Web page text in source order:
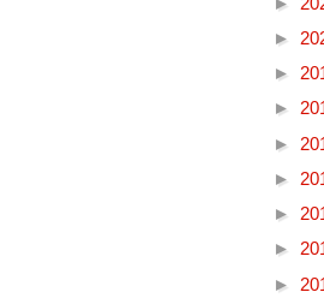
►
►
►
►
►
►
►
►